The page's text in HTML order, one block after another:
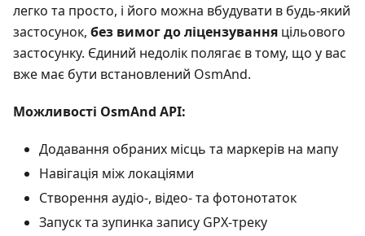
легко та просто, і його можна вбудувати в будь-який
застосунок, без вимог до ліцензування цільового
застосунку. Єдиний недолік полягає в тому, що у вас
вже має бути встановлений OsmAnd.
Можливості OsmAnd API:
Додавання обраних місць та маркерів на мапу
Навігація між локаціями
Створення аудіо-, відео- та фотонотаток
Запуск та зупинка запису GPX-треку